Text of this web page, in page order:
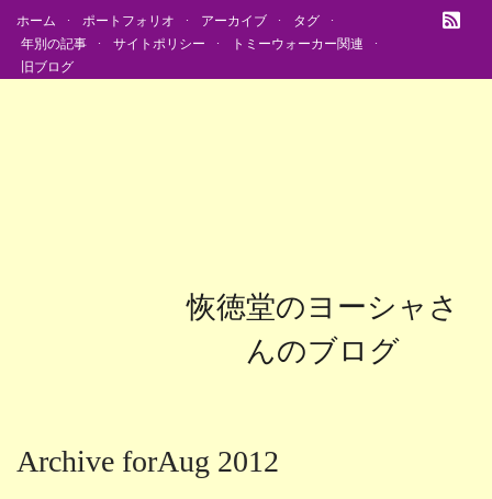
ホーム ポートフォリオ アーカイブ
タグ
年別の記事
サイトポリシー
トミーウォーカー関連
旧ブログ
恢徳堂のヨーシャさ
んのブログ
Archive forAug 2012